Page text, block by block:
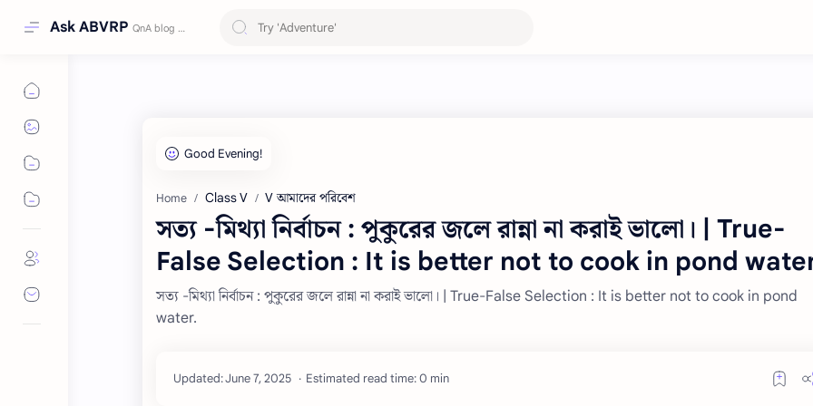
Ask ABVRP
Home Class V V আমাদের পরিবেশ
সত্য -মিথ্যা নির্বাচন : পুকুরের জলে রান্না না করাই ভালো। | True-
False Selection : It is better not to cook in pond
সত্য -মিথ্যা নির্বাচন : পুকুরের জলে রান্না না করাই ভালো। | True-False Selection : It is better not to cook in pond
water.
Estimated read time: 0 min